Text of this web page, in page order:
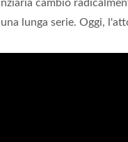
cambiò
lunga serie. Oggi,